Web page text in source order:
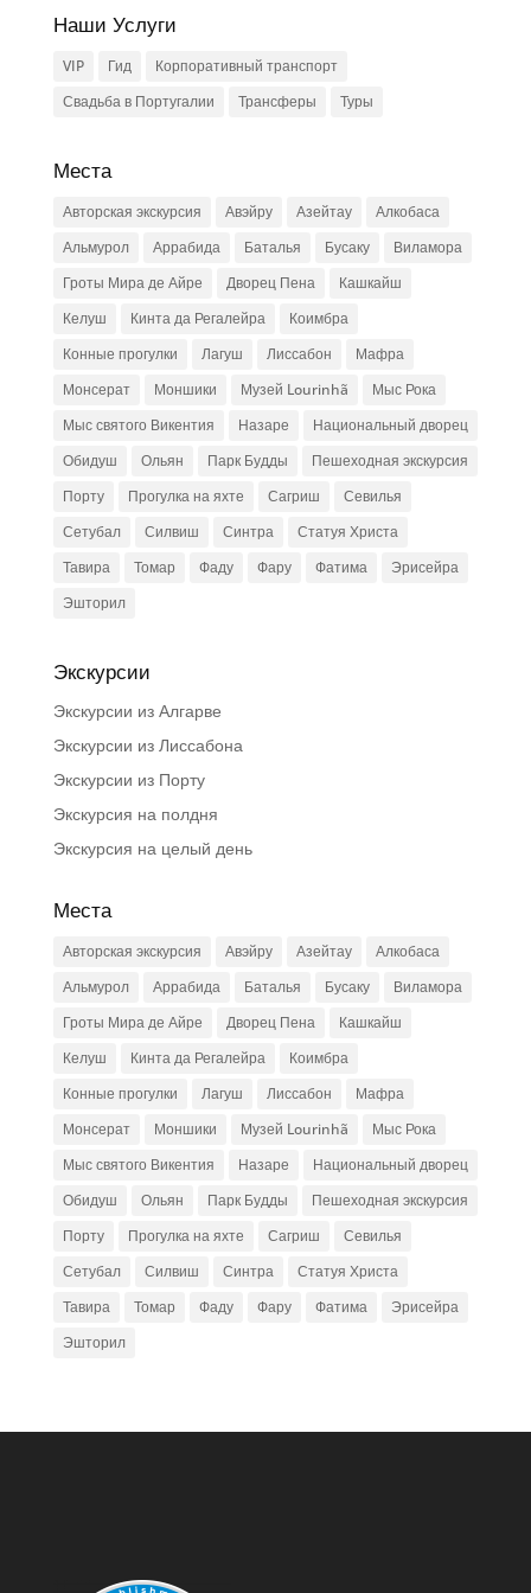
Наши Услуги
VIP Гид
Корпоративный транспорт
Свадьба в Португалии
Трансферы Туры
Места
Авторская экскурсия Авэйру Азейтау
Алкобаса
Альмурол
Аррабида Баталья Бусаку
Виламора
Гроты Мира де Айре
Дворец Пена
Кашкайш
Келуш
Кинта да Регалейра
Коимбра
Конные прогулки
Лагуш Лиссабон
Мафра
Монсерат
Моншики Музей Lourinhã
Мыс Рока
Мыс святого Викентия
Назаре
Национальный дворец
Обидуш
Ольян Парк Будды
Пешеходная экскурсия
Порту
Прогулка на яхте Сагриш
Севилья
Сетубал
Силвиш Синтра
Статуя Христа
Тавира
Томар Фаду Фару Фатима
Эрисейра
Эшторил
Экскурсии
Экскурсии из Алгарве
Экскурсии из Лиссабона
Экскурсии из Порту
Экскурсия на полдня
Экскурсия на целый день
Места
Авторская экскурсия Авэйру Азейтау
Алкобаса
Альмурол
Аррабида Баталья Бусаку
Виламора
Гроты Мира де Айре
Дворец Пена
Кашкайш
Келуш
Кинта да Регалейра
Коимбра
Конные прогулки
Лагуш Лиссабон
Мафра
Монсерат
Моншики Музей Lourinhã
Мыс Рока
Мыс святого Викентия
Назаре
Национальный дворец
Обидуш
Ольян Парк Будды
Пешеходная экскурсия
Порту
Прогулка на яхте Сагриш
Севилья
Сетубал
Силвиш Синтра
Статуя Христа
Тавира
Томар Фаду Фару Фатима
Эрисейра
Эшторил